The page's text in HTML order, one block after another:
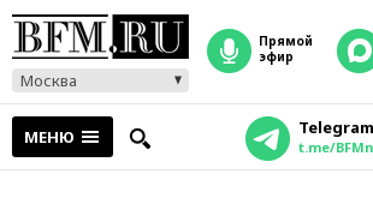
Москва
прямой
эфир
МЕНЮ Telegram
t.me/